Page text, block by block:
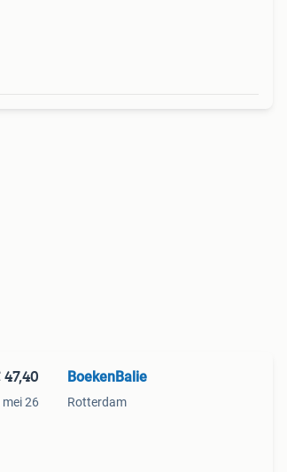
mei 26
BoekenBalie
Rotterdam